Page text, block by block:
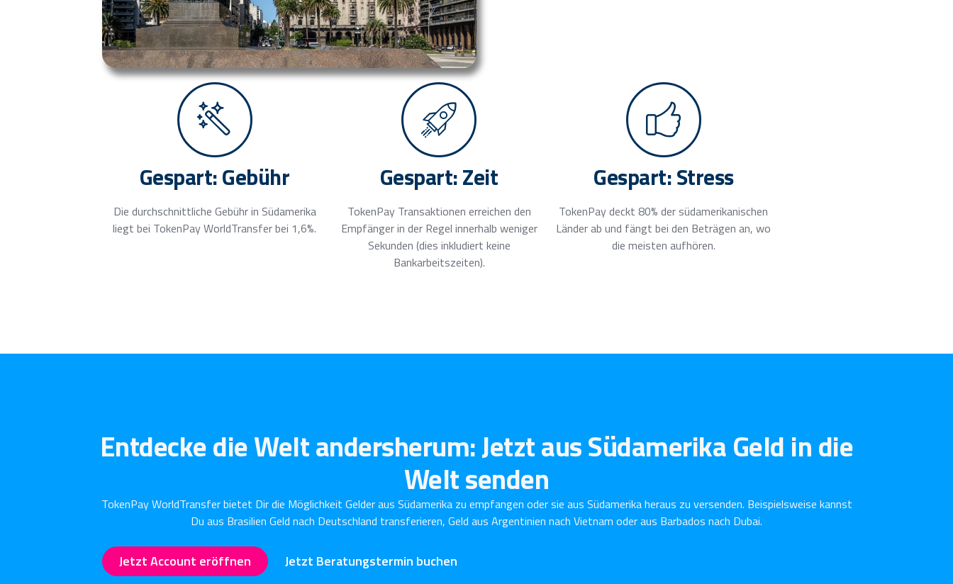
Gespart: Gebühr
Die durchschnittliche Gebühr in Südamerika
liegt bei TokenPay WorldTransfer bei 1,6%.
Gespart: Zeit
TokenPay Transaktionen erreichen den
Empfänger in der Regel innerhalb weniger
Sekunden (dies inkludiert keine
Bankarbeitszeiten).
Gespart: Stress
TokenPay deckt 80% der südamerikanischen
Länder ab und fängt bei den Beträgen an, wo
die meisten aufhören.
Entdecke die Welt andersherum: Jetzt aus Südamerika Geld in die
Welt senden
TokenPay WorldTransfer bietet Dir die Möglichkeit Gelder aus Südamerika zu empfangen oder sie aus Südamerika heraus zu versenden. Beispielsweise kannst
Du aus Brasilien Geld nach Deutschland transferieren, Geld aus Argentinien nach Vietnam oder aus Barbados nach Dubai.
Jetzt Account eröffnen Jetzt Beratungstermin buchen